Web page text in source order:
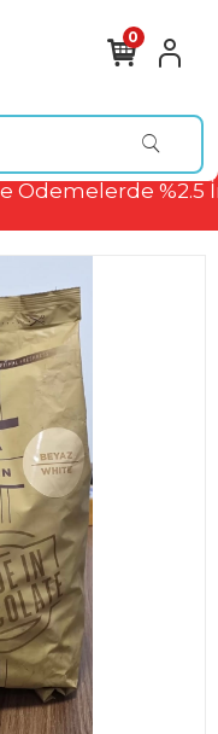
Ödemelerde %2.5
0